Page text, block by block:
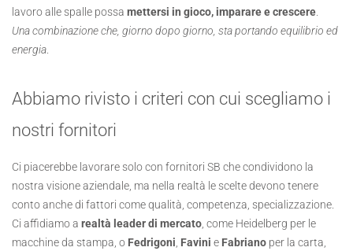
lavoro alle spalle possa mettersi in gioco, imparare e crescere
Una combinazione che, giorno dopo giorno, sta portando equilibrio ed
energia
Abbiamo rivisto i criteri con cui scegliamo i
nostri fornitori
Ci piacerebbe lavorare solo con fornitori SB che condividono la
nostra visione aziendale, ma nella realtà le scelte devono tenere
conto anche di fattori come qualità, competenza, specializzazione.
Ci affidiamo a realtà leader di mercato , come Heidelberg per le
macchine da stampa, o Fedrigoni Favini e Fabriano per la carta,